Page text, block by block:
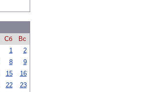
Сб
Вс
1
2
8
9
15
16
22
23